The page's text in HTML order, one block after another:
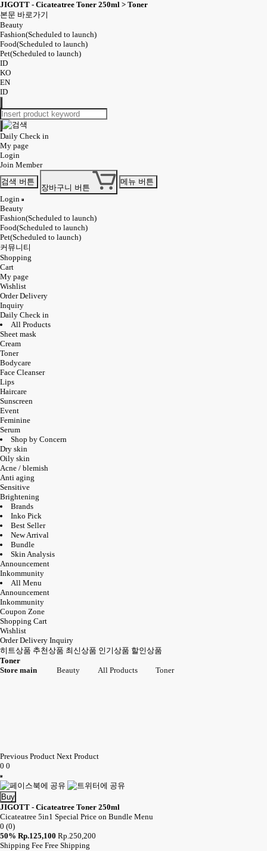
JIGOTT - Cicateatree Toner 250ml > Toner
본문 바로가기
Beauty
Fashion(Scheduled to launch)
Food(Scheduled to launch)
Pet(Scheduled to launch)
ID
KO
EN
ID
Daily Check in
My page
Login
Join Member
검색 버튼
장바구니 버튼
메뉴 버튼
Login
Beauty
Fashion(Scheduled to launch)
Food(Scheduled to launch)
Pet(Scheduled to launch)
커뮤니티
Shopping
Cart
My page
Wishlist
Order Delivery
Inquiry
Daily Check in
All Products
Sheet mask
Cream
Toner
Bodycare
Face Cleanser
Lips
Haircare
Sunscreen
Event
Feminine
Serum
Shop by Concern
Dry skin
Oily skin
Acne / blemish
Anti aging
Sensitive
Brightening
Brands
Inko Pick
Best Seller
New Arrival
Bundle
Skin Analysis
Announcement
Inkommunity
All Menu
Announcement
Inkommunity
Coupon Zone
Shopping Cart
Wishlist
Order Delivery Inquiry
히트상품 추천상품 최신상품 인기상품 할인상품
Toner
Store main
Beauty All Products Toner
Previous Product Next Product
0 0
Buy
JIGOTT - Cicateatree Toner 250ml
Cicateatree 5in1 Special Price on Bundle Menu
0 (0)
50% Rp.125,100 Rp.250,200
Shipping Fee Free Shipping